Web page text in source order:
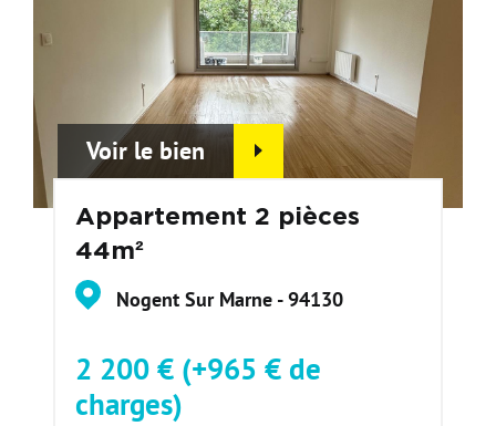
Voir le bien
Appartement 2 pièces
44m²
Nogent Sur Marne - 94130
2 200 € (+965 € de
charges)